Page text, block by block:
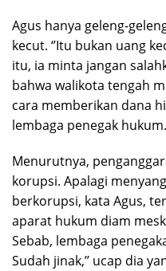
Agus hanya geleng-
kecut. ‘’Itu bukan uang
itu, ia minta jangan
bahwa walikota tengah
cara memberikan dana
lembaga penegak hukum.
Menurutnya,
korupsi. Apalagi
berkorupsi, kata Agus,
aparat hukum diam
Sebab, lembaga
Sudah jinak,’’ ucap dia